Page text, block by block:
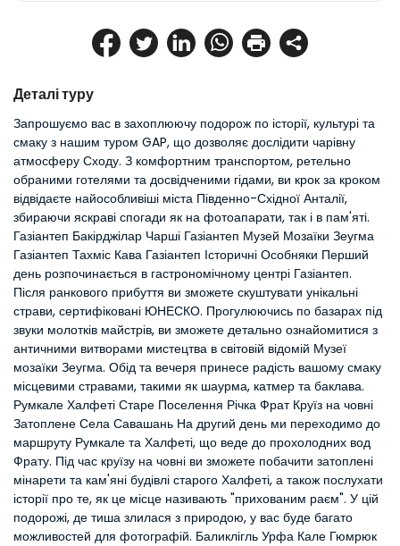
Деталі туру
Запрошуємо вас в захоплюючу подорож по історії, культурі та
смаку з нашим туром GAP, що дозволяє дослідити чарівну
атмосферу Сходу. З комфортним транспортом, ретельно
обраними готелями та досвідченими гідами, ви крок за кроком
відвідаєте найособливіші міста Південно-Східної Анталії,
збираючи яскраві спогади як на фотоапарати, так і в пам'яті.
Газіантеп Бакірджілар Чарші Газіантеп Музей Мозаїки Зеугма
Газіантеп Тахміс Кава Газіантеп Історичні Особняки Перший
день розпочинається в гастрономічному центрі Газіантеп.
Після ранкового прибуття ви зможете скуштувати унікальні
страви, сертифіковані ЮНЕСКО. Прогулюючись по базарах під
звуки молотків майстрів, ви зможете детально ознайомитися з
античними витворами мистецтва в світовій відомій Музеї
мозаїки Зеугма. Обід та вечеря принесе радість вашому смаку
місцевими стравами, такими як шаурма, катмер та баклава.
Румкале Халфеті Старе Поселення Річка Фрат Круїз на човні
Затоплене Села Савашань На другий день ми переходимо до
маршруту Румкале та Халфеті, що веде до прохолодних вод
Фрату. Під час круїзу на човні ви зможете побачити затоплені
мінарети та кам'яні будівлі старого Халфеті, а також послухати
історії про те, як це місце називають "прихованим раєм". У цій
подорожі, де тиша злилася з природою, у вас буде багато
можливостей для фотографій. Баликлігль Урфа Кале Гюмрюк